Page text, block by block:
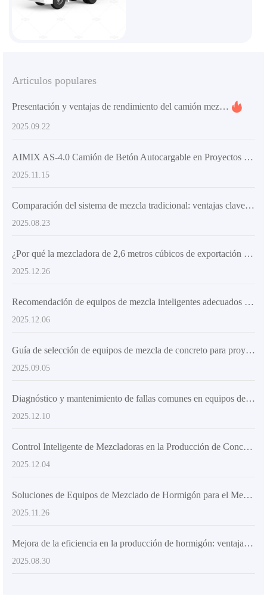
Articulos populares
Presentación y ventajas de rendimiento del camión mezclador de concreto autoalimentado para proyectos de construcción grandes y medianos
2025.09.22
AIMIX AS-4.0 Camión de Betón Autocargable en Proyectos de Construcción y Carreteras
2025.11.15
Comparación del sistema de mezcla tradicional: ventajas clave del diseño de doble hélice en camiones mezcladores con carga automática
2025.08.23
¿Por qué la mezcladora de 2,6 metros cúbicos de exportación es adecuada para la construcción en terrenos no planos? Explicación de las ventajas principales y escenarios de aplicación
2025.12.26
Recomendación de equipos de mezcla inteligentes adecuados para el mercado internacional: una opción eficiente para garantizar la seguridad de la estructura de concreto
2025.12.06
Guía de selección de equipos de mezcla de concreto para proyectos de construcción de gran y mediano tamaño: Factores clave para satisfacer las demandas de alta producción y alta calidad
2025.09.05
Diagnóstico y mantenimiento de fallas comunes en equipos de mezcla de concreto durante la construcción de viviendas rurales
2025.12.10
Control Inteligente de Mezcladoras en la Producción de Concreto: Análisis Práctico de Retroalimentación de Velocidad y Uniformidad de Mezcla
2025.12.04
Soluciones de Equipos de Mezclado de Hormigón para el Mercado de Exportación: Satisfaciendo las Necesidades Diversas de Viviendas Rurales y Proyectos Pequeños
2025.11.26
Mejora de la eficiencia en la producción de hormigón: ventajas de los camiones mezcladores con carga superior en proyectos de infraestructura
2025.08.30